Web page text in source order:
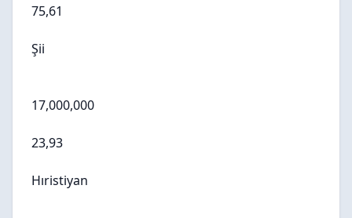
75,61
Şii
17,000,000
23,93
Hıristiyan